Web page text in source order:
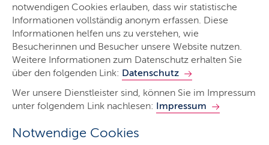
notwendigen Cookies erlauben, dass wir statistische
Informationen vollständig anonym erfassen. Diese
Informationen helfen uns zu verstehen, wie
Besucherinnen und Besucher unsere Website nutzen.
Weitere Informationen zum Datenschutz erhalten Sie
über den folgenden Link: Datenschutz
Wer unsere Dienstleister sind, können Sie im Impressum
unter folgendem Link nachlesen: Impressum
Notwendige Cookies
Landgericht Kiel
Gerichte & Justizbehörden
Start